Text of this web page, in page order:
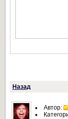
Назад
Автор: